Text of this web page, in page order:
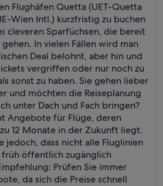
Flughäfen Quetta (UET-Quetta
Wien Intl.) kurzfristig zu buchen
cleveren Sparfüchsen, die bereit
gehen. In vielen Fällen wird man
Deal belohnt, aber hin und
vergriffen oder nur noch zu
sonst zu haben. Sie gehen lieber
und möchten die Reiseplanung
unter Dach und Fach bringen?
Angebote für Flüge, deren
12 Monate in der Zukunft liegt.
jedoch, dass nicht alle Fluglinien
früh öffentlich zugänglich
Prüfen Sie immer
da sich die Preise schnell